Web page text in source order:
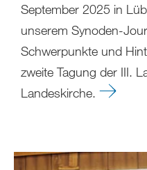
September 2025 in
unserem Synoden-
Schwerpunkte und
zweite Tagung der III.
Landeskirche.